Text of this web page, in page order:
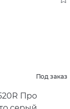
Под заказ
Про